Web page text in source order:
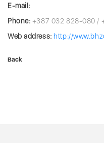
E-mail:
Phone: +387 032 828-080 /
Web address: http://
Back